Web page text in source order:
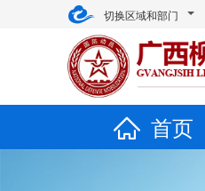
切换区域和部门
首页